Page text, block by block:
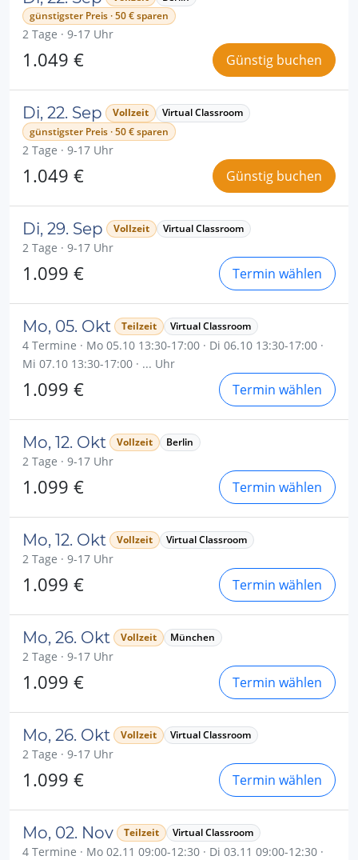
günstigster Preis · 50 € sparen
2 Tage · 9-17 Uhr
1.049 € Günstig buchen
Di, 22. Sep Vollzeit
Virtual Classroom
günstigster Preis · 50 € sparen
2 Tage · 9-17 Uhr
1.049 € Günstig buchen
Di, 29. Sep Vollzeit Virtual Classroom
2 Tage · 9-17 Uhr
1.099 € Termin wählen
Mo, 05. Okt Teilzeit Virtual Classroom
4 Termine · Mo 05.10 13:30-17:00 · Di 06.10 13:30-17:00 ·
Mi 07.10 13:30-17:00 · ... Uhr
1.099 € Termin wählen
Mo, 12. Okt Vollzeit Berlin
2 Tage · 9-17 Uhr
1.099 € Termin wählen
Mo, 12. Okt Vollzeit Virtual Classroom
2 Tage · 9-17 Uhr
1.099 € Termin wählen
Mo, 26. Okt Vollzeit München
2 Tage · 9-17 Uhr
1.099 € Termin wählen
Mo, 26. Okt Vollzeit Virtual Classroom
2 Tage · 9-17 Uhr
1.099 € Termin wählen
Mo, 02. Nov Teilzeit Virtual Classroom
4 Termine · Mo 02.11 09:00-12:30 · Di 03.11 09:00-12:30 ·